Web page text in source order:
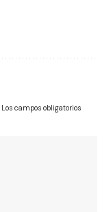
Los campos obligatorios